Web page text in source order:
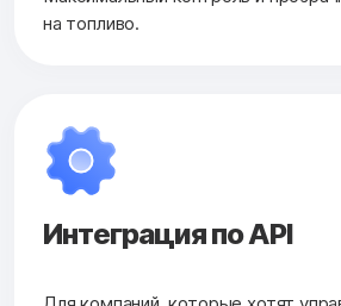
на топливо.
Интеграция по API